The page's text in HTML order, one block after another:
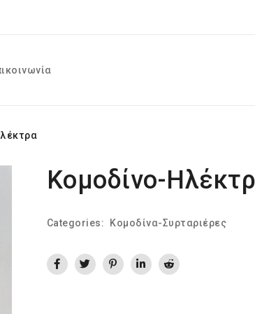
Κομοδίνο-
Categories: Κομοδίνα-Συρταριέρες